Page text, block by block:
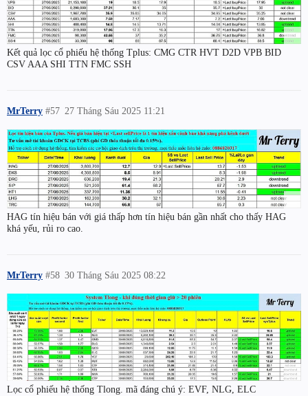
Kết quả lọc cổ phiếu hệ thống Tplus: CMG CTR HVT D2D VPB BID
CSV AAA SHI TTN FMC SSH
MrTerry 27 Tháng Sáu 2025 11:21
#57
HAG tín hiệu bán với giá thấp hơn tín hiệu bán gần nhất cho thấy HAG
khá yếu, rủi ro cao.
MrTerry 30 Tháng Sáu 2025 08:22
#58
Lọc cổ phiếu hệ thống Tlong. mã đáng chú ý: EVF, NLG, ELC